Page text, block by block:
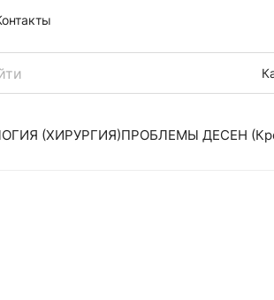
(ХИРУРГИЯ)ПРОБЛЕМЫ ДЕСЕН